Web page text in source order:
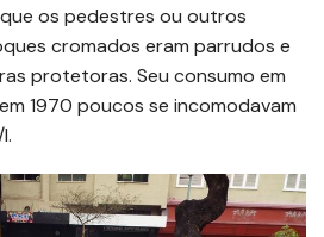
os pedestres ou outros
cromados eram parrudos e
protetoras. Seu consumo em
1970 poucos se incomodavam